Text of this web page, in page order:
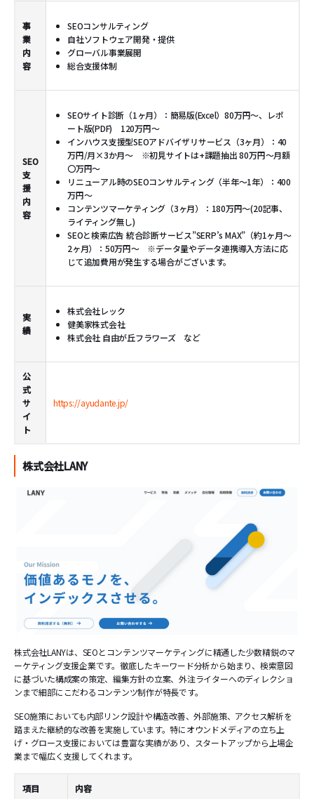
事
業
内
容
SEOコンサルティング
自社ソフトウェア開発・提供
グローバル事業展開
総合支援体制
SEO
支
援
内
容
SEOサイト診断（1ヶ月）：簡易版(Excel）80万円～、レポ
ート版(PDF) 120万円～
インハウス支援型SEOアドバイザリサービス（3ヶ月）：40
万円/月×3か月～ ※初見サイトは+課題抽出 80万円～月額
〇万円～
リニューアル時のSEOコンサルティング（半年～1年）：400
万円～
コンテンツマーケティング（3ヶ月）：180万円～(20記事、
ライティング無し)
SEOと検索広告 統合診断サービス”SERP’s MAX”（約1ヶ月～
2ヶ月）：50万円～ ※データ量やデータ連携導入方法に応
じて追加費用が発生する場合がございます。
実
績
株式会社レック
健美家株式会社
株式会社 自由が丘フラワーズ など
公
式
サ
イ
ト
https://ayudante.jp/
株式会社LANY
株式会社LANYは、SEOとコンテンツマーケティングに精通した少数精鋭のマ
ーケティング支援企業です。徹底したキーワード分析から始まり、検索意図
に基づいた構成案の策定、編集方針の立案、外注ライターへのディレクショ
ンまで細部にこだわるコンテンツ制作が特長です。
SEO施策においても内部リンク設計や構造改善、外部施策、アクセス解析を
踏まえた継続的な改善を実施しています。特にオウンドメディアの立ち上
げ・グロース支援においては豊富な実績があり、スタートアップから上場企
業まで幅広く支援してくれます。
項目 内容